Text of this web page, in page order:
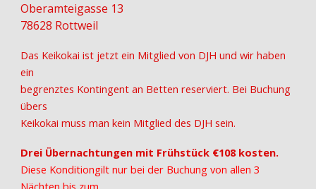
Oberamteigasse 13
78628 Rottweil
Das Keikokai ist jetzt ein Mitglied von DJH und wir haben
ein
begrenztes Kontingent an Betten reserviert. Bei Buchung
übers
Keikokai muss man kein Mitglied des DJH sein.
Drei Übernachtungen mit Frühstück €108 kosten.
Diese Konditiongilt nur bei der Buchung von allen 3
Nächten bis zum